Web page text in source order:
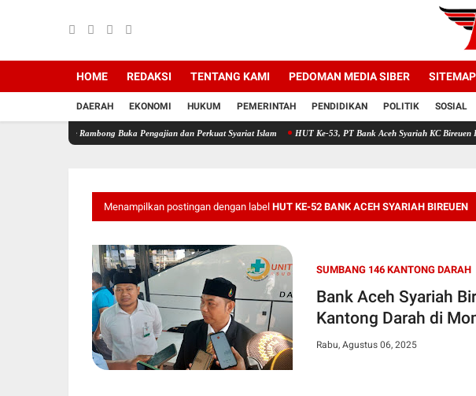
HOME REDAKSI TENTANG KAMI PEDOMAN MEDIA SIBER SITEMAP
DAERAH EKONOMI HUKUM PEMERINTAH PENDIDIKAN POLITIK SOSIAL
Rambong Buka Pengajian dan Perkuat Syariat Islam HUT Ke-53, PT Bank Aceh Syariah KC Bireuen Himpun 162
Menampilkan postingan dengan label HUT KE-52 BANK ACEH SYARIAH BIREUEN
SUMBANG 146 KANTONG DARAH
Bank Aceh Syariah
Kantong Darah di
Rabu, Agustus 06, 2025